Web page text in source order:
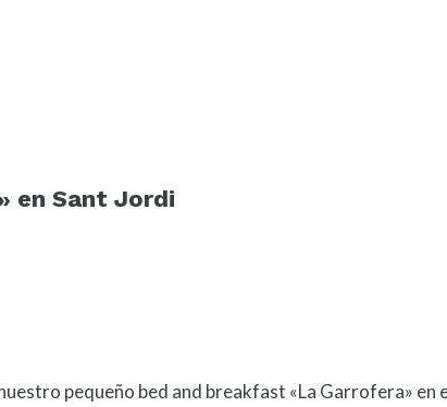
en Sant Jordi
pequeño bed and breakfast «La Garrofera»